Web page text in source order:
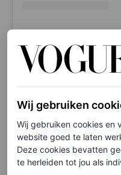
A post shared by
Palace x Nike
Ook de Engelse
rekenen op een Nike
en skateboardmerk
Wij gebruiken
Wij gebruiken cookies en
website goed te laten
Deze cookies bevatten
te herleiden tot jou als